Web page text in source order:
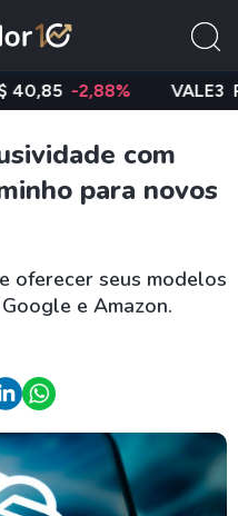
-2,88% VALE3 R$
com
para novos
oferecer seus modelos
e Amazon.